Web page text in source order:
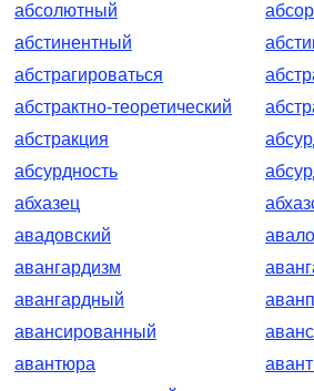
абсолютный
абстинентный
абстрагироваться
абстрактно-теоретический
абстракция
абсурдность
абхазец
авадовский
авангардизм
авангардный
авансированный
авантюра